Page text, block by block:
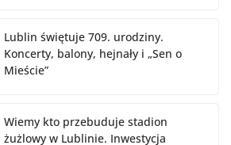
Lublin świętuje 709. urodziny.
Koncerty, balony, hejnały i „Sen o
Mieście”
Wiemy kto przebuduje stadion
żużlowy w Lublinie. Inwestycja